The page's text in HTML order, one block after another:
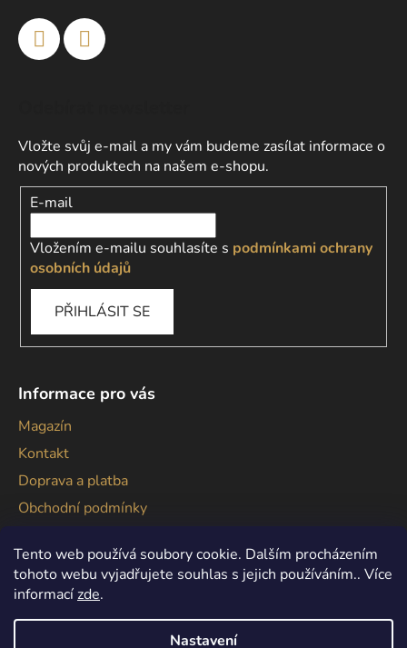
Tento web používá soubory cookie. Dalším procházením
tohoto webu vyjadřujete souhlas s jejich používáním.. Více
informacízde.
Nastavení
Vložte svůj e-mail a my vám budeme zasílat informace o
nových produktech na našem e-shopu.
E-mail
Vložením e-mailu souhlasíte s podmínkami ochrany
osobních údajů
PŘIHLÁSIT SE
Informace pro vás
Magazín
Kontakt
Doprava a platba
Obchodní podmínky